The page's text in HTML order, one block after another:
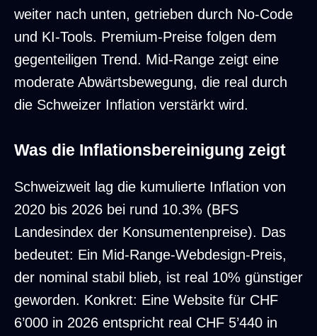
weiter nach unten, getrieben durch No-Code
und KI-Tools. Premium-Preise folgen dem
gegenteiligen Trend. Mid-Range zeigt eine
moderate Abwärtsbewegung, die real durch
die Schweizer Inflation verstärkt wird.
Was die Inflationsbereinigung zeigt
Schweizweit lag die kumulierte Inflation von
2020 bis 2026 bei rund 10.3% (BFS
Landesindex der Konsumentenpreise). Das
bedeutet: Ein Mid-Range-Webdesign-Preis,
der nominal stabil blieb, ist real 10% günstiger
geworden. Konkret: Eine Website für CHF
6’000 in 2026 entspricht real CHF 5’440 in